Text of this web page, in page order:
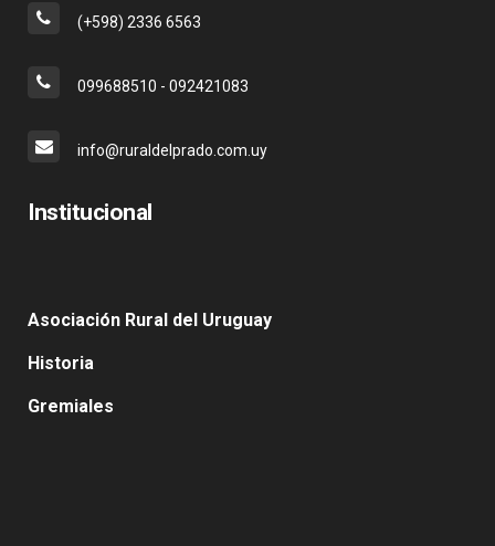
(+598) 2336 6563
099688510 - 092421083
info@ruraldelprado.com.uy
Institucional
Asociación Rural del Uruguay
Historia
Gremiales